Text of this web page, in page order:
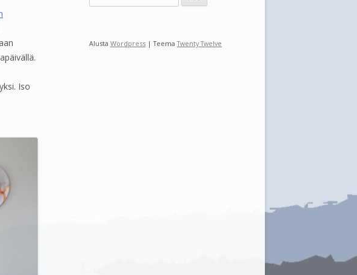
Iso
a
Alusta Wordpress | TeemaTwenty Twelve